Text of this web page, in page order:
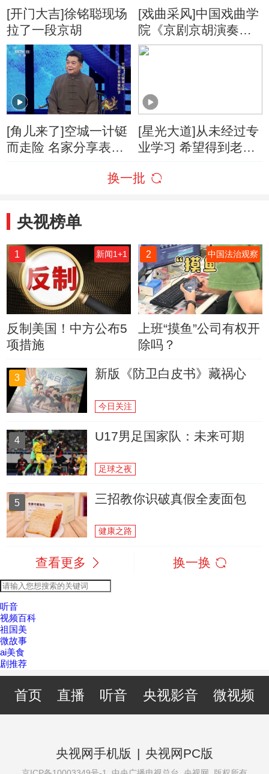
[开门大吉]徐铭聪现场
拉了一段京胡
[戏曲采风]中国戏曲学
院《京剧京胡演奏人
才培养》结项演出在
[角儿来了]空城一计铤
而走险 名家分享表演
[星光大道]从未经过专
业学习 希望得到老师
换一批
央视榜单
1 新闻1+1
反制美国！中方公布5
项措施
2 中国法治观察
上班“摸鱼”公司有权开
除吗？
3 新版《防卫白皮书》藏祸心
今日关注
4 U17男足国家队：未来可期
足球之夜
5 三招教你识破真假全麦面包
健康之路
查看更多 换一换
听音
视频百科
祖国美
微故事
ai美食
剧推荐
首页 直播 听音 央视影音 微视频
央视网手机版 | 央视网PC版